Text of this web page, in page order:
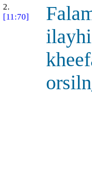
2.
[11:70]
orsiln